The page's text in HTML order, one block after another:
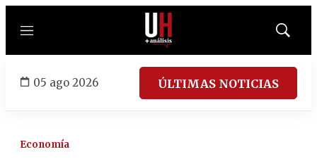
Menú
Mostrar
05 ago 2026 ÚLTIMAS NOTICIAS
Economía